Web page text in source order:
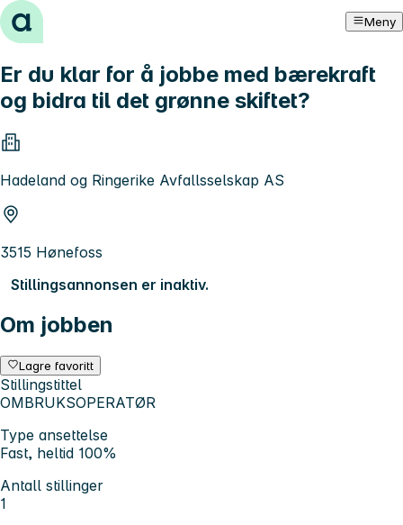
Hopp til innhold Meny
Er du klar for å jobbe med bærekraft
og bidra til det grønne skiftet?
Hadeland og Ringerike Avfallsselskap AS
3515 Hønefoss
Stillingsannonsen er inaktiv.
Om jobben
Lagre favoritt
Stillingstittel
OMBRUKSOPERATØR
Type ansettelse
Fast, heltid 100%
Antall stillinger
1